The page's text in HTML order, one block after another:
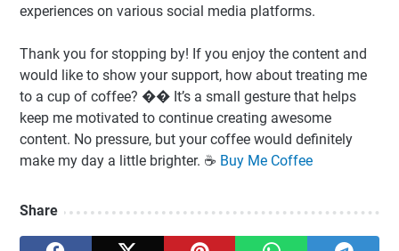
experiences on various social media platforms.
Thank you for stopping by! If you enjoy the content and
would like to show your support, how about treating me
to a cup of coffee? �� It’s a small gesture that helps
keep me motivated to continue creating awesome
content. No pressure, but your coffee would definitely
make my day a little brighter. ☕️ Buy Me Coffee
Share